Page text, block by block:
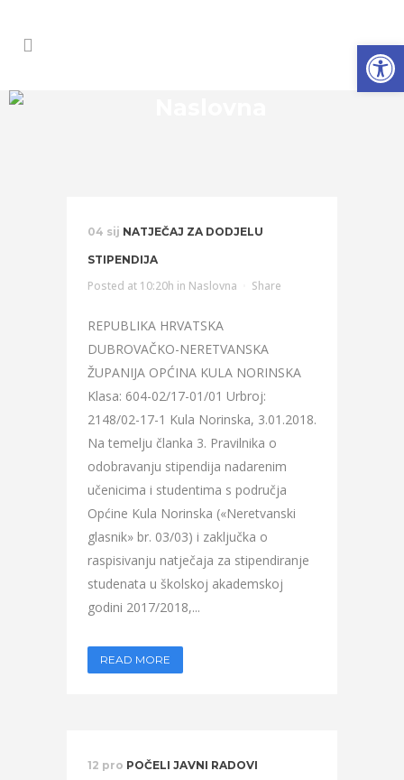
04 sij NATJEČAJ ZA DODJELU
STIPENDIJA
Posted at 10:20h in Naslovna Share
REPUBLIKA HRVATSKA
DUBROVAČKO-NERETVANSKA
ŽUPANIJA OPĆINA KULA NORINSKA
Klasa: 604-02/17-01/01 Urbroj:
2148/02-17-1 Kula Norinska, 3.01.2018.
Na temelju članka 3. Pravilnika o
odobravanju stipendija nadarenim
učenicima i studentima s područja
Općine Kula Norinska («Neretvanski
glasnik» br. 03/03) i zaključka o
raspisivanju natječaja za stipendiranje
studenata u školskoj akademskoj
godini 2017/2018,...
READ MORE
12 pro POČELI JAVNI RADOVI